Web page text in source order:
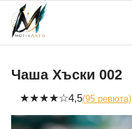
Skip
content
Чаша Хъски 002
★★★★☆4,5(95 ревюта)